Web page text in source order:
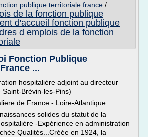
publique territoriale france /
de la fonction publique
d'accueil fonction publique
d emplois de la fonction
Fonction Publique
...
hospitalière adjoint au directeur
Brévin-les-Pins)
de France - Loire-Atlantique
solides du statut de la
-Expérience en administration
Qualités...Créée en 1924, la